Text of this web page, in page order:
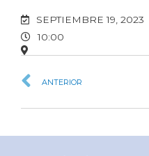
SEPTIEMBRE 19, 2023
10:00
ANTERIOR